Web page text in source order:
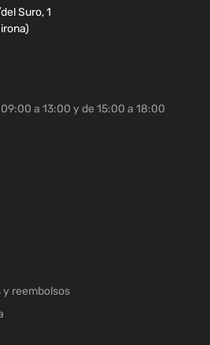
Suro, 1
a 13:00 y de 15:00 a 18:00
reembolsos